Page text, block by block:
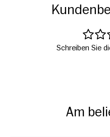
Schreiben Sie
Am